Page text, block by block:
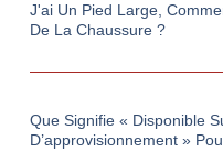
J'ai Un Pied Large,
De La Chaussure ?
Que Signifie « Disponible
D’approvisionnement »